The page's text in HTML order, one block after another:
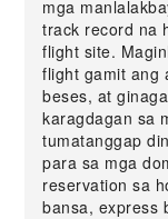
mga
track record na
flight site.
flight gamit ang
beses, at
karagdagan sa
tumatanggap
para sa mga
reservation sa
bansa, express